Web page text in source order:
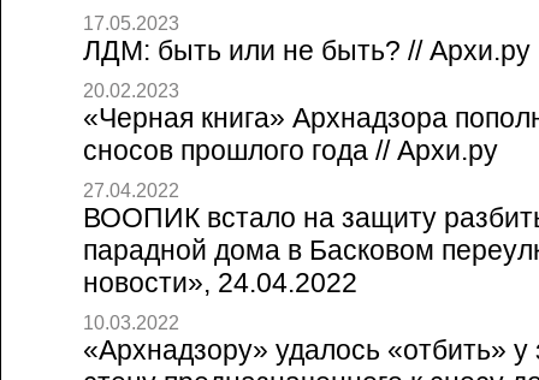
17.05.2023
ЛДМ: быть или не быть? // Архи.ру
20.02.2023
«Черная книга» Архнадзора
сносов прошлого года // Архи.ру
27.04.2022
ВООПИК встало на защиту
парадной дома в Басковом
новости», 24.04.2022
10.03.2022
«Архнадзору» удалось «отбить»